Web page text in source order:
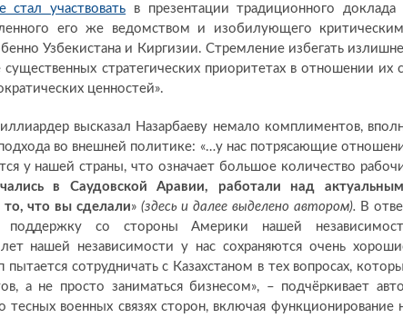
стал участвовать в презентации традиционного доклада
его же ведомством и изобилующего
Узбекистана и Киргизии. Стремление избегать
стратегических приоритетах в отношении их
ценностей».
высказал Назарбаеву немало комплиментов,
во внешней политике: «…у нас потрясающие
у нашей страны, что означает большое количество
в Саудовской Аравии, работали над
что вы сделали»(здесь и далее выделено автором). В
поддержку со стороны Америки нашей
нашей независимости у нас сохраняются очень
сотрудничать с Казахстаном в тех вопросах,
не просто заниматься бизнесом», – подчёркивает
военных связях сторон, включая функционирование